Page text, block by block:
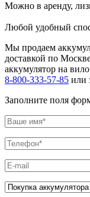
Можно в аренду,
Любой удобный
Мы продаем
доставкой по
аккумулятор на
8-800-333-57-85 или
Заполните поля